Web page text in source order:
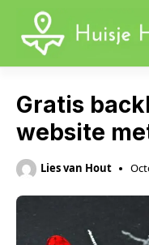
content
Gratis
website
Lies van Hout